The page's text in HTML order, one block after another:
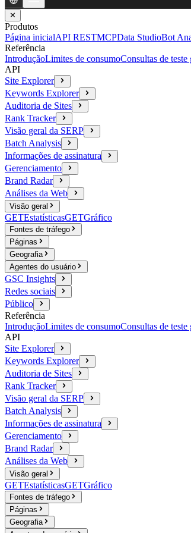
✕
Produtos
Página inicialAPI RESTMCPData StudioBot
Referência
IntroduçãoLimites de consumoConsultas de teste
API
Site Explorer
Keywords Explorer
Auditoria de Sites
Rank Tracker
Visão geral da SERP
Batch Analysis
Informações de assinatura
Gerenciamento
Brand Radar
Análises da Web
Visão geral
GETEstatísticasGETGráfico
Fontes de tráfego
Páginas
Geografia
Agentes do usuário
GSC Insights
Redes sociais
Público
Referência
IntroduçãoLimites de consumoConsultas de teste
API
Site Explorer
Keywords Explorer
Auditoria de Sites
Rank Tracker
Visão geral da SERP
Batch Analysis
Informações de assinatura
Gerenciamento
Brand Radar
Análises da Web
Visão geral
GETEstatísticasGETGráfico
Fontes de tráfego
Páginas
Geografia